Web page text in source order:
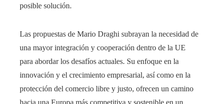
posible solución.
Las propuestas de Mario Draghi subrayan la necesidad de
una mayor integración y cooperación dentro de la UE
para abordar los desafíos actuales. Su enfoque en la
innovación y el crecimiento empresarial, así como en la
protección del comercio libre y justo, ofrecen un camino